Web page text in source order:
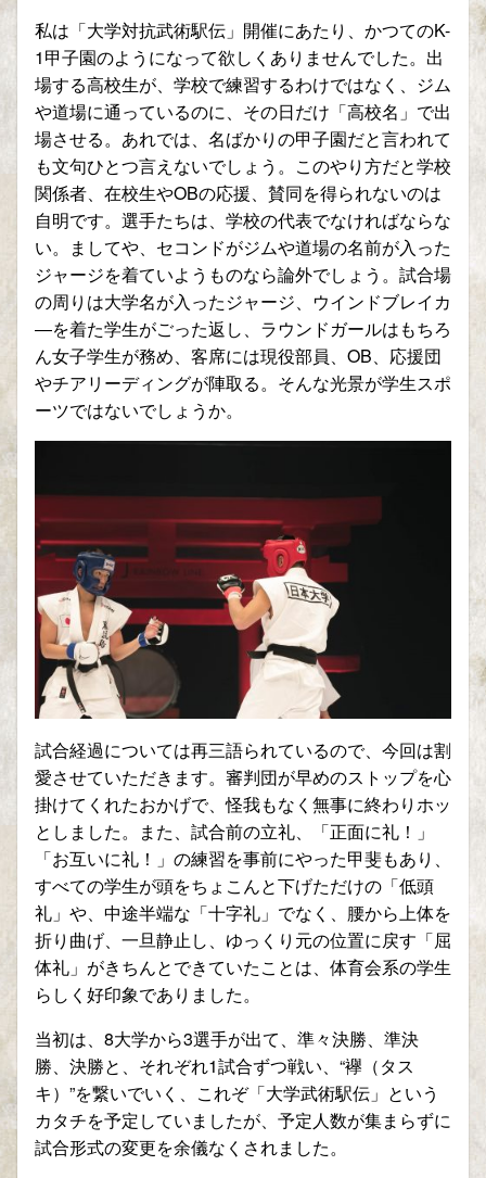
私は「大学対抗武術駅伝」開催にあたり、かつてのK-
1甲子園のようになって欲しくありませんでした。出
場する高校生が、学校で練習するわけではなく、ジム
や道場に通っているのに、その日だけ「高校名」で出
場させる。あれでは、名ばかりの甲子園だと言われて
も文句ひとつ言えないでしょう。このやり方だと学校
関係者、在校生やOBの応援、賛同を得られないのは
自明です。選手たちは、学校の代表でなければならな
い。ましてや、セコンドがジムや道場の名前が入った
ジャージを着ていようものなら論外でしょう。試合場
の周りは大学名が入ったジャージ、ウインドブレイカ
―を着た学生がごった返し、ラウンドガールはもちろ
ん女子学生が務め、客席には現役部員、OB、応援団
やチアリーディングが陣取る。そんな光景が学生スポ
ーツではないでしょうか。
試合経過については再三語られているので、今回は割
愛させていただきます。審判団が早めのストップを心
掛けてくれたおかげで、怪我もなく無事に終わりホッ
としました。また、試合前の立礼、「正面に礼！」
「お互いに礼！」の練習を事前にやった甲斐もあり、
すべての学生が頭をちょこんと下げただけの「低頭
礼」や、中途半端な「十字礼」でなく、腰から上体を
折り曲げ、一旦静止し、ゆっくり元の位置に戻す「屈
体礼」がきちんとできていたことは、体育会系の学生
らしく好印象でありました。
当初は、8大学から3選手が出て、準々決勝、準決
勝、決勝と、それぞれ1試合ずつ戦い、“襷（タス
キ）”を繋いでいく、これぞ「大学武術駅伝」という
カタチを予定していましたが、予定人数が集まらずに
試合形式の変更を余儀なくされました。